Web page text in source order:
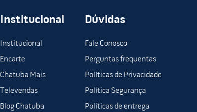
Institucional
Institucional
Encarte
Chatuba Mais
Televendas
Blog Chatuba
Dúvidas
Fale Conosco
Perguntas frequentas
Políticas de Privacidade
Política Segurança
Políticas de entrega